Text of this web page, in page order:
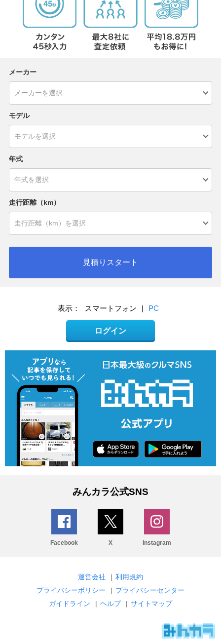
メーカー
モデル
年式
走行距離（km）
見積りスタート
表示： スマートフォン | PC
ログイン
みんカラ公式SNS
Facebook X Instagram
運営会社 | 利用規約
プライバシーポリシー
| プライバシーセンター
ガイドライン
| ヘルプ | サイトマップ